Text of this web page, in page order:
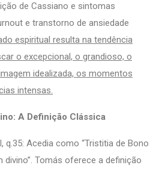
de Cassiano e sintomas
e transtorno de ansiedade
espiritual resulta na tendência
o excepcional, o grandioso, o
idealizada, os momentos
intensas.
A Definição Clássica
q.35: Acedia como “Tristitia de Bono
divino”. Tomás oferece a definição